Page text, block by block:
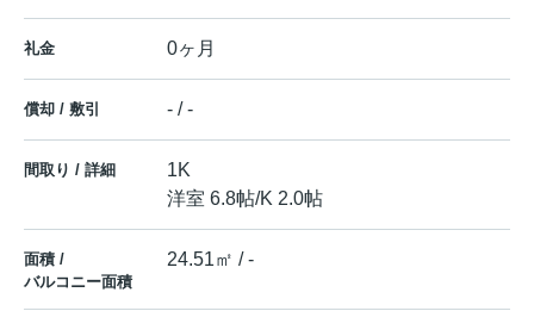
礼金 0ヶ月
償却 / 敷引 - / -
間取り / 詳細
1K
洋室 6.8帖/K 2.0帖
面積 /
バルコニー面積
24.51㎡ / -